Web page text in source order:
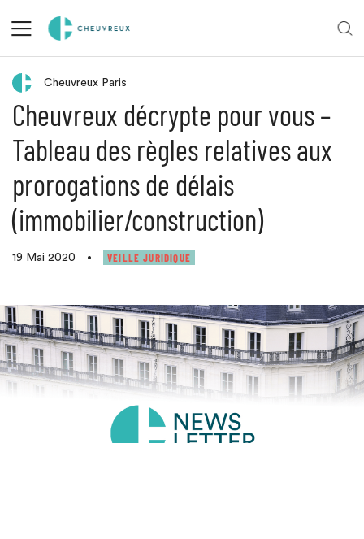
Retour aux actualités
Cheuvreux Paris
Cheuvreux décrypte pour vous –
Tableau des règles relatives aux
prorogations de délais
(immobilier/construction)
19 Mai 2020 • VEILLE JURIDIQUE